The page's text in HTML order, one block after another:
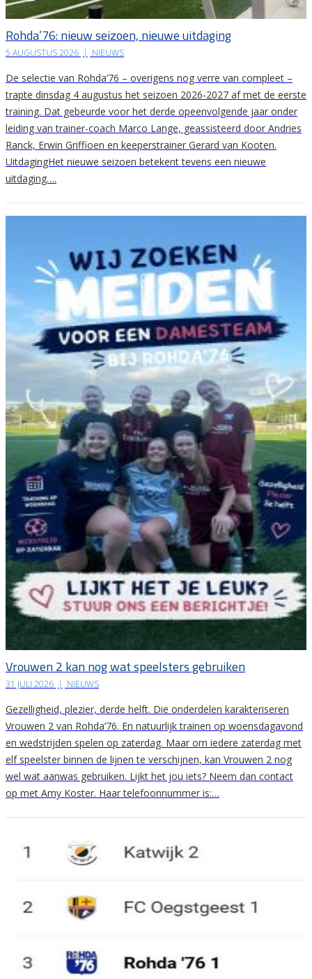
Rohda’76: nieuw seizoen, nieuwe uitdaging
5 AUGUSTUS 2026 | NIEUWS
De selectie van Rohda’76 – overigens nog verre van compleet –
trapte dinsdag 4 augustus het seizoen 2026-2027 af met de eerste
training. Dat gebeurde voor het derde opeenvolgende jaar onder
leiding van trainer-coach Marco Lange, geassisteerd door Andries
Ranck, Erwin Griffioen en keeperstrainer Gerard van Kooten.
UitdagingHet nieuwe seizoen betekent tevens een nieuwe
uitdaging….
Vrouwen 2 kan nog wat speelsters gebruiken
31 JULI 2026 | NIEUWS
Gezelligheid, plezier, derde helft. Die onderdelen karakteriseren
Vrouwen 2 van Rohda’76. En natuurlijk trainen op woensdagavond
en wedstrijden spelen op zaterdag. Maar om iedere zaterdag met
elf speelster binnen de lijnen te verschijnen, kan Vrouwen 2 nog
wel wat aanwas gebruiken. Lijkt het jou iets? Neem dan contact
op met Amy Koster. Haar telefoonnummer is:…